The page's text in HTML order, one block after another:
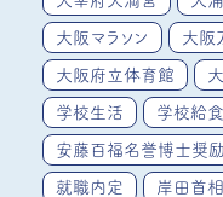
大阪マラソン 大阪
大阪府立体育館
学校生活 学校給
安藤百福名誉博士奨
就職内定 岸田首相